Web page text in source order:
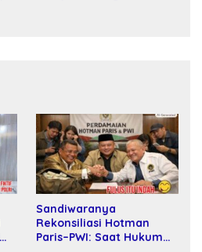
Sandiwaranya
Rekonsiliasi Hotman
Paris–PWI: Saat Hukum